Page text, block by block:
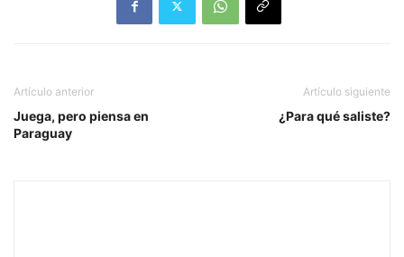
Artículo anterior
Juega, pero piensa en
Paraguay
Artículo siguiente
¿Para qué saliste?